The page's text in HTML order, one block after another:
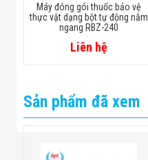
Máy đóng gói thuốc bảo vệ
thực vật dạng bột tự động nằm
ngang RBZ-240
Liên hệ
Sản phẩm đã xem